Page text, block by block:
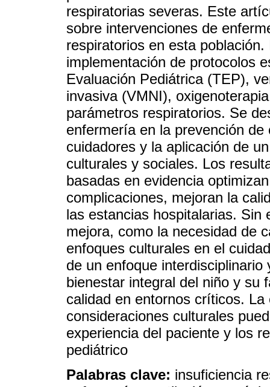
respiratorias severas. Este
sobre intervenciones de
respiratorios en esta
implementación de protocolos
Evaluación Pediátrica (TEP),
invasiva (VMNI),
parámetros respiratorios. Se
enfermería en la prevención
cuidadores y la aplicación de
culturales y sociales. Los
basadas en evidencia
complicaciones, mejoran la
las estancias hospitalarias. Sin
mejora, como la necesidad de
enfoques culturales en el
de un enfoque
bienestar integral del niño y su
calidad en entornos críticos.
consideraciones culturales
experiencia del paciente y los
pediátrico
Palabras clave: insuficiencia